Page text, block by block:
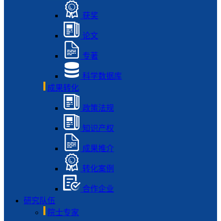
获奖
论文
专著
科学数据库
成果转化
政策法规
知识产权
成果推介
转化案例
合作企业
研究队伍
院士专家